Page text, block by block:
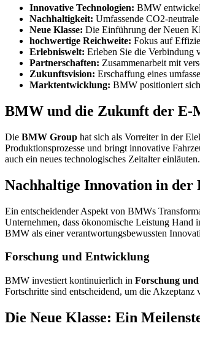
Innovative Technologien: BMW
Nachhaltigkeit: Umfassende CO2-
Neue Klasse: Die Einführung der Neuen
hochwertige Reichweite: Fokus auf
Erlebniswelt: Erleben Sie die
Partnerschaften: Zusammenarbeit mit
Zukunftsvision: Erschaffung eines
Marktentwicklung: BMW positioniert
BMW und die Zukunft der E-
Die BMW Group hat sich als Vorreiter in der
Produktionsprozesse und bringt innovative
auch ein neues technologisches Zeitalter einläuten.
Nachhaltige Innovation in der
Ein entscheidender Aspekt von BMWs
Unternehmen, dass ökonomische Leistung
BMW als einer verantwortungsbewussten
Forschung und Entwicklung
BMW investiert kontinuierlich in Forschung
Fortschritte sind entscheidend, um die
Die Neue Klasse: Ein